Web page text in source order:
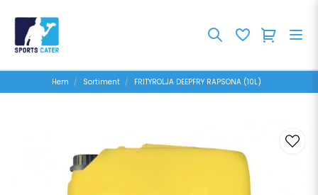
Hem Sortiment FRITYROLJA DEEPFRY RAPSONA (10L)